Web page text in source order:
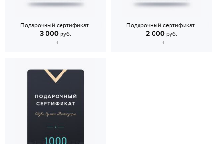
Подарочный сертификат
3 000 руб.
1
Подарочный сертификат
2 000 руб.
1